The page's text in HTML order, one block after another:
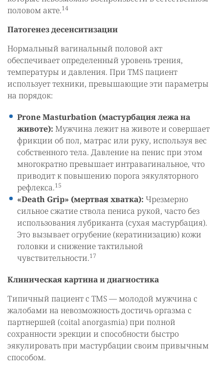
половом акте.14
Патогенез десенситизации
Нормальный вагинальный половой акт
обеспечивает определенный уровень трения,
температуры и давления. При TMS пациент
использует техники, превышающие эти параметры
на порядок:
Prone Masturbation (мастурбация лежа на
животе): Мужчина лежит на животе и совершает
фрикции об пол, матрас или руку, используя вес
собственного тела. Давление на пенис при этом
многократно превышает интравагинальное, что
приводит к повышению порога эякуляторного
рефлекса.15
«Death Grip» (мертвая хватка): Чрезмерно
сильное сжатие ствола пениса рукой, часто без
использования лубриканта (сухая мастурбация).
Это вызывает огрубение (кератинизацию) кожи
головки и снижение тактильной
чувствительности.17
Клиническая картина и диагностика
Типичный пациент с TMS — молодой мужчина с
жалобами на невозможность достичь оргазма с
партнершей (coital anorgasmia) при полной
сохранности эрекции и способности быстро
эякулировать при мастурбации своим привычным
способом.